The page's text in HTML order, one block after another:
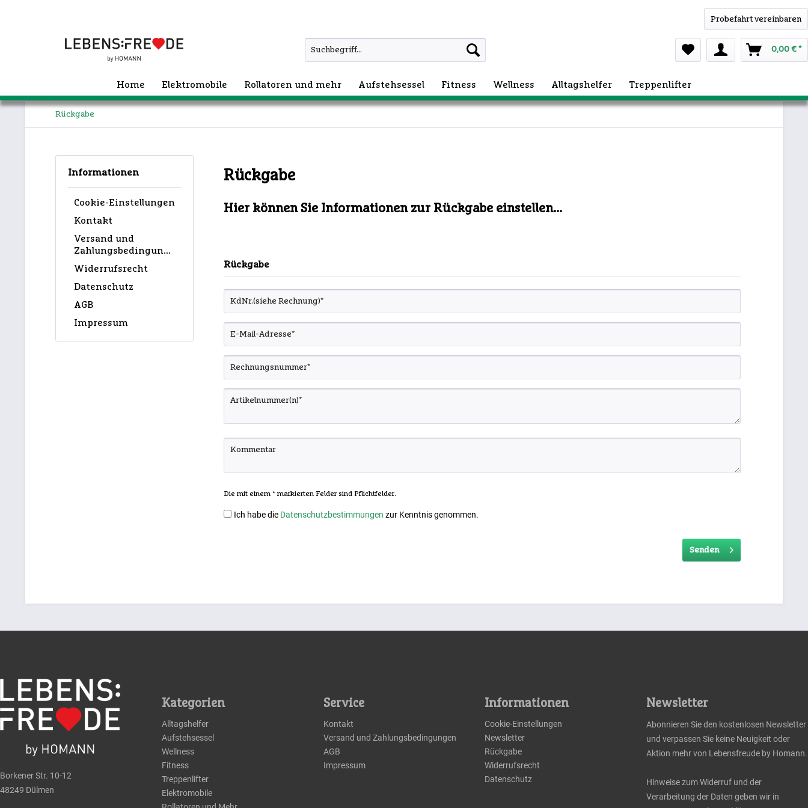
Probefahrt vereinbaren
0,00 € *
Home Elektromobile Rollatoren und mehr Aufstehsessel Fitness Wellness Alltagshelfer Treppenlifter
Rückgabe
Informationen
Cookie-Einstellungen
Kontakt
Versand und
Zahlungsbedingungen
Widerrufsrecht
Datenschutz
AGB
Impressum
Rückgabe
Hier können Sie Informationen zur Rückgabe einstellen...
Rückgabe
Die mit einem * markierten Felder sind Pflichtfelder.
Ich habe die Datenschutzbestimmungen zur Kenntnis genommen.
Senden
Borkener Str. 10-12
48249 Dülmen
Kategorien
Alltagshelfer
Aufstehsessel
Wellness
Fitness
Treppenlifter
Elektromobile
Service
Kontakt
Versand und Zahlungsbedingungen
AGB
Impressum
Informationen
Cookie-Einstellungen
Newsletter
Rückgabe
Widerrufsrecht
Datenschutz
Newsletter
Abonnieren Sie den kostenlosen Newsletter
und verpassen Sie keine Neuigkeit oder
Aktion mehr von Lebensfreude by Homann.
Hinweise zum Widerruf und der
Verarbeitung der Daten geben wir in